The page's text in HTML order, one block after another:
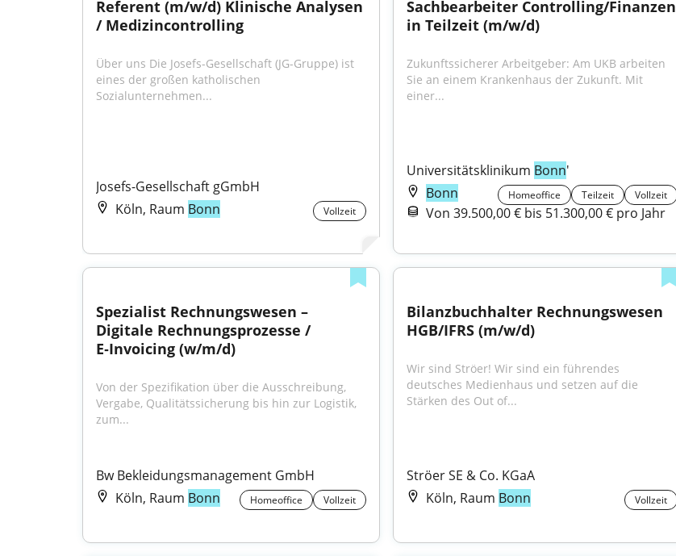
Referent (m/w/d) Klinische Analysen
/ Medizincontrolling
Über uns Die Josefs-Gesellschaft (JG-Gruppe) ist
eines der großen katholischen
Sozialunternehmen...
Josefs-Gesellschaft gGmbH
Köln, Raum Bonn Vollzeit
Sachbearbeiter Controlling/Finanzen
in Teilzeit (m/w/d)
Zukunftssicherer Arbeitgeber: Am UKB arbeiten
Sie an einem Krankenhaus der Zukunft. Mit
einer...
Universitätsklinikum Bonn'
Bonn
Homeoffice Teilzeit Vollzeit
Von 39.500,00 € bis 51.300,00 € pro Jahr
Spezialist Rechnungswesen –
Digitale Rechnungsprozesse /
E‑Invoicing (w/m/d)
Von der Spezifikation über die Ausschreibung,
Vergabe, Qualitätssicherung bis hin zur Logistik,
zum...
Bw Bekleidungsmanagement GmbH
Köln, Raum Bonn Homeoffice Vollzeit
Bilanzbuchhalter Rechnungswesen
HGB/IFRS (m/w/d)
Wir sind Ströer! Wir sind ein führendes
deutsches Medienhaus und setzen auf die
Stärken des Out of...
Ströer SE & Co. KGaA
Köln, Raum Bonn Vollzeit